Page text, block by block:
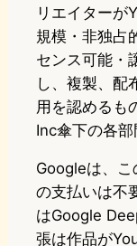
リエイターが
規模・非独占
センス可能・
し、複製、配
用を認めるも
Inc傘下の各部
Googleは、
の支払いは不
はGoogle
張は作品が